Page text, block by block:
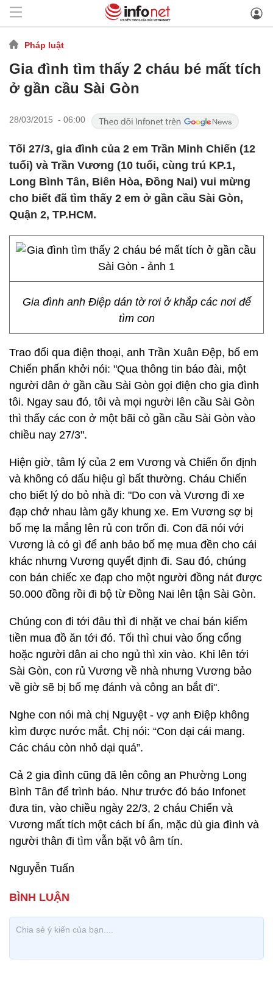
Pháp luật
Gia đình tìm thấy 2 cháu bé mất tích
ở gần cầu Sài Gòn
28/03/2015 - 06:00
Tối 27/3, gia đình của 2 em Trần Minh Chiến (12
tuổi) và Trần Vương (10 tuổi, cùng trú KP.1,
Long Bình Tân, Biên Hòa, Đồng Nai) vui mừng
cho biết đã tìm thấy 2 em ở gần cầu Sài Gòn,
Quận 2, TP.HCM.
Gia đình anh Điệp dán tờ rơi ở khắp các nơi để
tìm con
Trao đổi qua điện thoại, anh Trần Xuân Đệp, bố em
Chiến phấn khởi nói: "Qua thông tin báo đài, một
người dân ở gần cầu Sài Gòn gọi điện cho gia đình
tôi. Ngay sau đó, tôi và mọi người lên cầu Sài Gòn
thì thấy các con ở một bãi cỏ gần cầu Sài Gòn vào
chiều nay 27/3".
Hiện giờ, tâm lý của 2 em Vương và Chiến ổn định
và không có dấu hiệu gì bất thường. Cháu Chiến
cho biết lý do bỏ nhà đi: "Do con và Vương đi xe
đạp chở nhau làm gãy khung xe. Em Vương sợ bị
bố mẹ la mắng lên rủ con trốn đi. Con đã nói với
Vương là có gì để anh bảo bố mẹ mua đền cho cái
khác nhưng Vương quyết định đi. Sau đó, chúng
con bán chiếc xe đạp cho một người đồng nát được
50.000 đồng rồi đi bộ từ Đồng Nai lên tận Sài Gòn.
Chúng con đi tới đâu thì đi nhặt ve chai bán kiếm
tiền mua đồ ăn tới đó. Tối thì chui vào ống cống
hoặc người dân ai cho ngủ thì xin vào. Khi lên tới
Sài Gòn, con rủ Vương về nhà nhưng Vương bảo
về giờ sẽ bị bố mẹ đánh và công an bắt đi".
Nghe con nói mà chị Nguyệt - vợ anh Điệp không
kìm được nước mắt. Chị nói: “Con dại cái mang.
Các cháu còn nhỏ dại quá”.
Cả 2 gia đình cũng đã lên công an Phường Long
Bình Tân để trình báo. Như trước đó báo Infonet
đưa tin, vào chiều ngày 22/3, 2 cháu Chiến và
Vương mất tích một cách bí ẩn, mặc dù gia đình và
người thân đi tìm vẫn bặt vô âm tín.
Nguyễn Tuấn